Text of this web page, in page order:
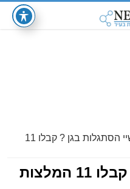
קשיי הסתגלות בגן ? קבלו 11
קשיי הסתגלות בגן ? קבלו 11 המלצות